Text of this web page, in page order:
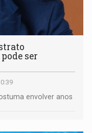
ser
envolver anos